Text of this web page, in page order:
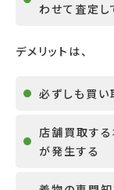
わせて査定し
デメリットは、
必ずしも買い
店舗買取する
が発生する